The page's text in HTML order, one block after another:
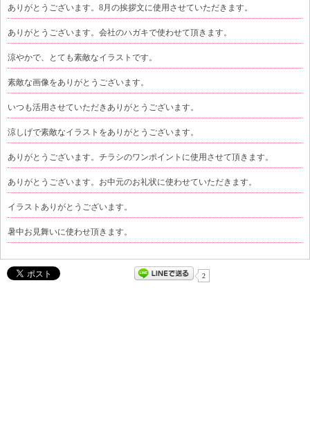
ありがとうございます。8月の挨拶文に使用させていただきます。
ありがとうございます。会社のハガキで使わせて頂きます。
涼やかで、とても素敵なイラストです。
素敵な画像をありがとうございます。
いつも活用させていただきありがとうございます。
涼しげで素敵なイラストをありがとうございます。
ありがとうございます。チラシのワンポイントに使用させて頂きます。
ありがとうございます。お中元のお礼状に使わせていただきます。
イラストありがとうございます。
暑中お見舞いに使わせ頂きます。
2